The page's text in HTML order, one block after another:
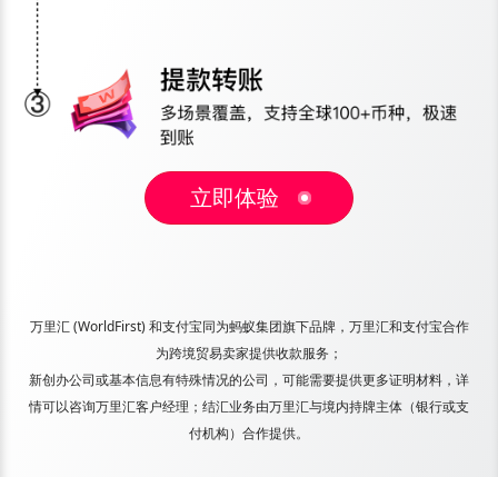
立即体验
万里汇 (WorldFirst) 和支付宝同为蚂蚁集团旗下品牌，万里汇和支付宝合作
为跨境贸易卖家提供收款服务；
新创办公司或基本信息有特殊情况的公司，可能需要提供更多证明材料，详
情可以咨询万里汇客户经理；结汇业务由万里汇与境内持牌主体（银行或支
付机构）合作提供。